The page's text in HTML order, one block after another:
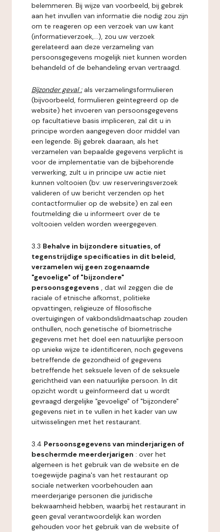
belemmeren. Bij wijze van voorbeeld, bij gebrek
aan het invullen van informatie die nodig zou zijn
om te reageren op een verzoek van uw kant
(informatieverzoek,...), zou uw verzoek
gerelateerd aan deze verzameling van
persoonsgegevens mogelijk niet kunnen worden
behandeld of de behandeling ervan vertraagd.
Bijzonder geval : als verzamelingsformulieren
(bijvoorbeeld, formulieren geïntegreerd op de
website) het invoeren van persoonsgegevens
op facultatieve basis impliceren, zal dit u in
principe worden aangegeven door middel van
een legende. Bij gebrek daaraan, als het
verzamelen van bepaalde gegevens verplicht is
voor de implementatie van de bijbehorende
verwerking, zult u in principe uw actie niet
kunnen voltooien (bv: uw reserveringsverzoek
valideren of uw bericht verzenden op het
contactformulier op de website) en zal een
foutmelding die u informeert over de te
voltooien velden worden weergegeven.
3.3 Behalve in bijzondere situaties, of
tegenstrijdige specificaties in dit beleid,
verzamelen wij geen zogenaamde
"gevoelige" of "bijzondere"
persoonsgegevens , dat wil zeggen die de
raciale of etnische afkomst, politieke
opvattingen, religieuze of filosofische
overtuigingen of vakbondslidmaatschap zouden
onthullen, noch genetische of biometrische
gegevens met het doel een natuurlijke persoon
op unieke wijze te identificeren, noch gegevens
betreffende de gezondheid of gegevens
betreffende het seksuele leven of de seksuele
gerichtheid van een natuurlijke persoon. In dit
opzicht wordt u geïnformeerd dat u wordt
gevraagd dergelijke "gevoelige" of "bijzondere"
gegevens niet in te vullen in het kader van uw
uitwisselingen met het restaurant.
3.4 Persoonsgegevens van minderjarigen of
beschermde meerderjarigen : over het
algemeen is het gebruik van de website en de
toegewijde pagina's van het restaurant op
sociale netwerken voorbehouden aan
meerderjarige personen die juridische
bekwaamheid hebben, waarbij het restaurant in
geen geval verantwoordelijk kan worden
gehouden voor het gebruik van de website of